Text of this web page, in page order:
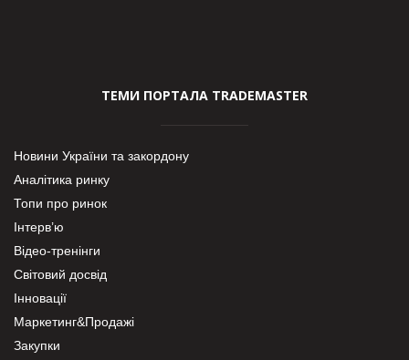
ТЕМИ ПОРТАЛА TRADEMASTER
Новини України та закордону
Аналітика ринку
Топи про ринок
Інтерв’ю
Відео-тренінги
Світовий досвід
Інновації
Маркетинг&Продажі
Закупки